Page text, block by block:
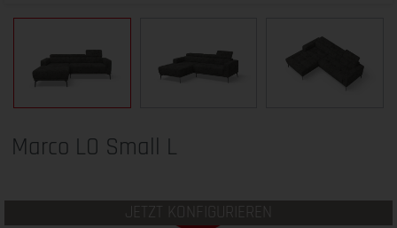
Marco LO Small L
JETZT KONFIGURIEREN